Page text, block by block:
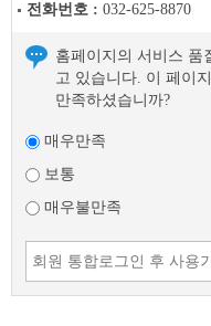
전화번호 : 032-625-8870
홈페이지의 서비스 품
고 있습니다. 이 페이
만족하셨습니까?
매우만족
보통
매우불만족